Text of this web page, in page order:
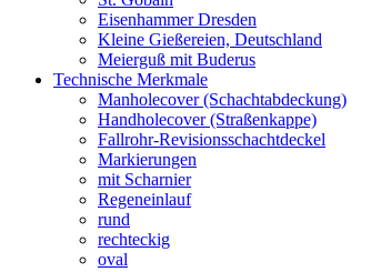
Eisenhammer Dresden
Kleine Gießereien, Deutschland
Meierguß mit Buderus
Technische Merkmale
Manholecover (Schachtabdeckung)
Handholecover (Straßenkappe)
Fallrohr-Revisionsschachtdeckel
Markierungen
mit Scharnier
Regeneinlauf
rund
rechteckig
oval